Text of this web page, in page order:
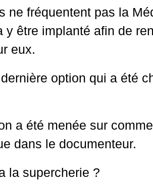
ne fréquentent pas la
y être implanté afin de
eux.
dernière option qui a été
a été menée sur
dans le documenteur.
la supercherie ?